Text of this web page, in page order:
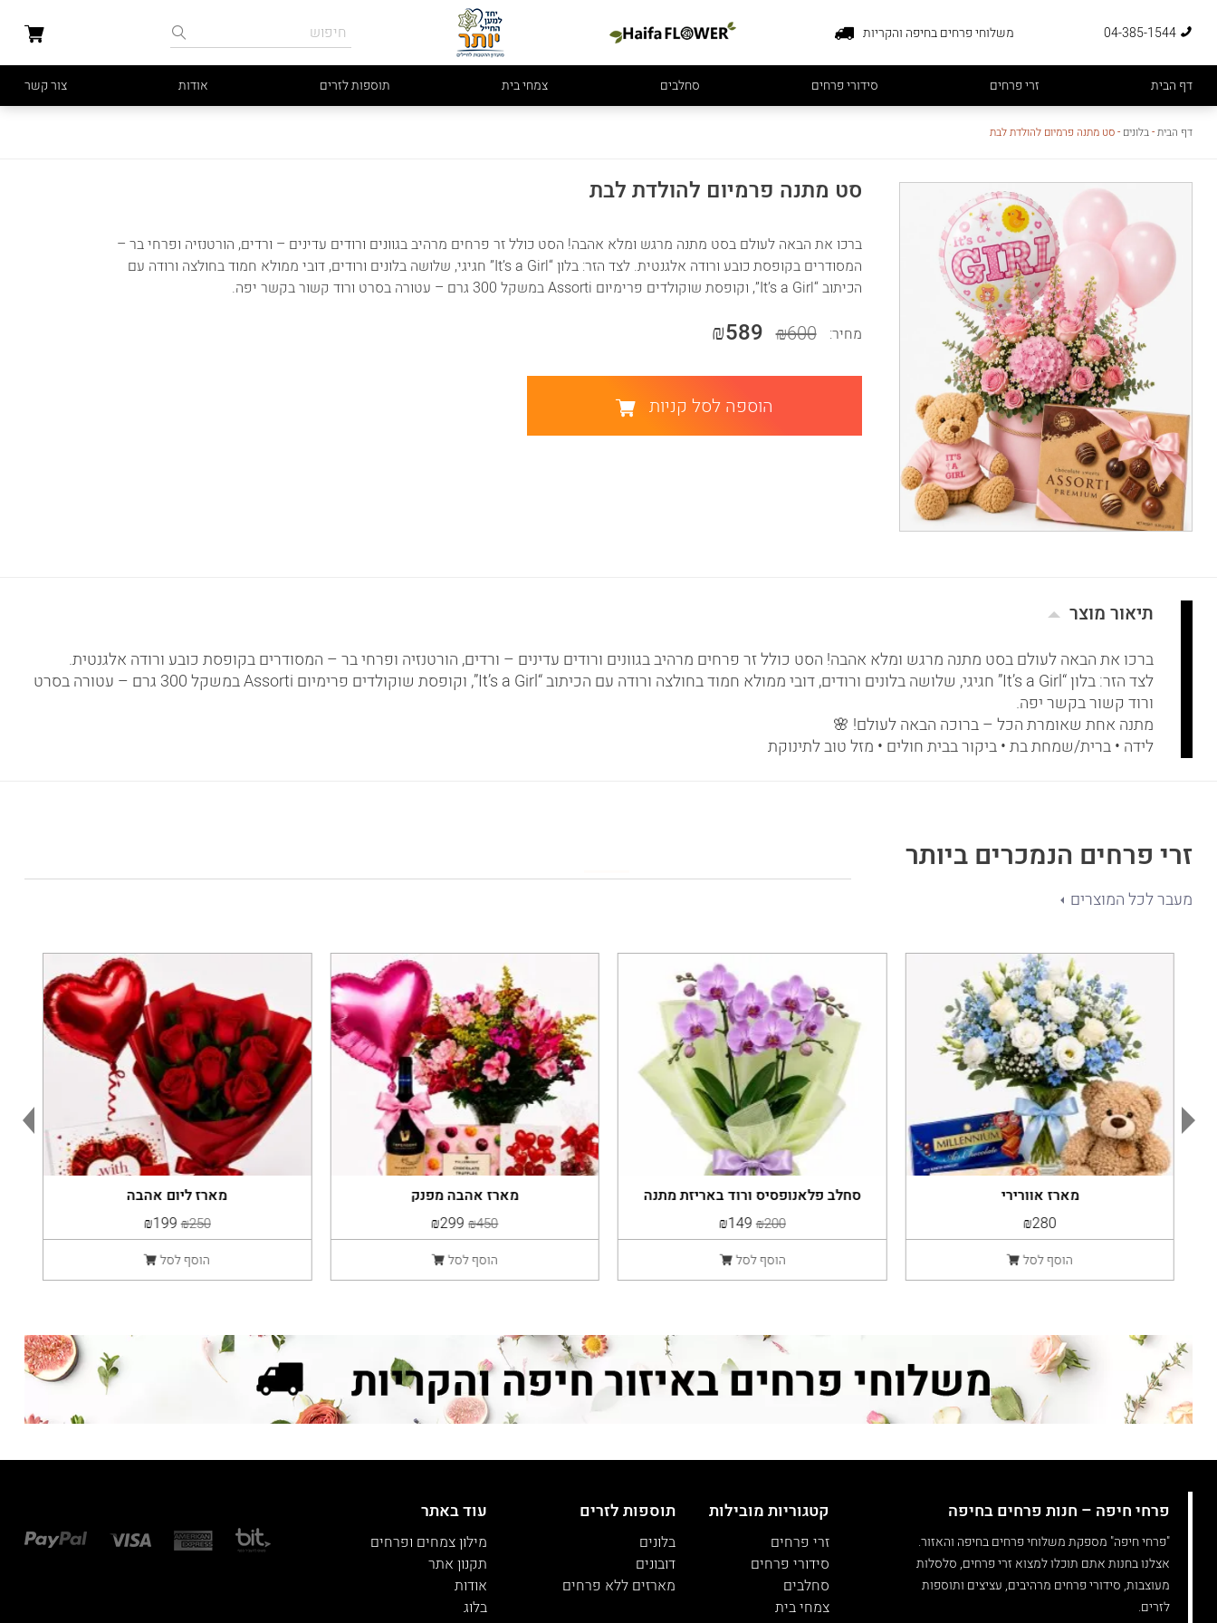
04-385-1544 משלוחי פרחים בחיפה והקריות
דף הבית זרי פרחים סידורי פרחים סחלבים צמחי בית תוספות לזרים אודות צור קשר
דף הבית-בלונים -סט מתנה פרמיום להולדת לבת
סט מתנה פרמיום להולדת לבת
ברכו את הבאה לעולם בסט מתנה מרגש ומלא אהבה! הסט כולל זר פרחים מרהיב בגוונים ורודים עדינים – ורדים, הורטנזיה ופרחי בר –
המסודרים בקופסת כובע ורודה אלגנטית. לצד הזר: בלון “It’s a Girl” חגיגי, שלושה בלונים ורודים, דובי ממולא חמוד בחולצה ורודה עם
הכיתוב “It’s a Girl”, וקופסת שוקולדים פרימיום Assorti במשקל 300 גרם – עטורה בסרט ורוד קשור בקשר יפה.
מחיר: ₪600
₪589
הוספה לסל קניות
תיאור מוצר
ברכו את הבאה לעולם בסט מתנה מרגש ומלא אהבה! הסט כולל זר פרחים מרהיב בגוונים ורודים עדינים – ורדים, הורטנזיה ופרחי בר – המסודרים בקופסת כובע ורודה אלגנטית.
לצד הזר: בלון “It’s a Girl” חגיגי, שלושה בלונים ורודים, דובי ממולא חמוד בחולצה ורודה עם הכיתוב “It’s a Girl”, וקופסת שוקולדים פרימיום Assorti במשקל 300 גרם – עטורה בסרט
ורוד קשור בקשר יפה.
מתנה אחת שאומרת הכל – ברוכה הבאה לעולם! 🌸
לידה • ברית/שמחת בת • ביקור בבית חולים • מזל טוב לתינוקת
זרי פרחים הנמכרים ביותר
מעבר לכל המוצרים
מארז ליום אהבה
₪250
₪199
הוסף לסל
מארז אהבה מפנק
₪450
₪299
הוסף לסל
סחלב פלאנופסיס ורוד באריזת מתנה
יוקרתית
₪200
₪149
הוסף לסל
מארז אוורירי
₪280
הוסף לסל
פרחי חיפה – חנות פרחים בחיפה
"פרחי חיפה" מספקת משלוחי פרחים בחיפה והאזור.
אצלנו בחנות אתם תוכלו למצוא זרי פרחים, סלסלות
מעוצבות, סידורי פרחים מרהיבים, עציצים ותוספות
לזרים.
קטגוריות מובילות
זרי פרחים
סידורי פרחים
סחלבים
צמחי בית
תוספות לזרים
בלונים
דובונים
מארזים ללא פרחים
עוד באתר
מילון צמחים ופרחים
תקנון אתר
אודות
בלוג